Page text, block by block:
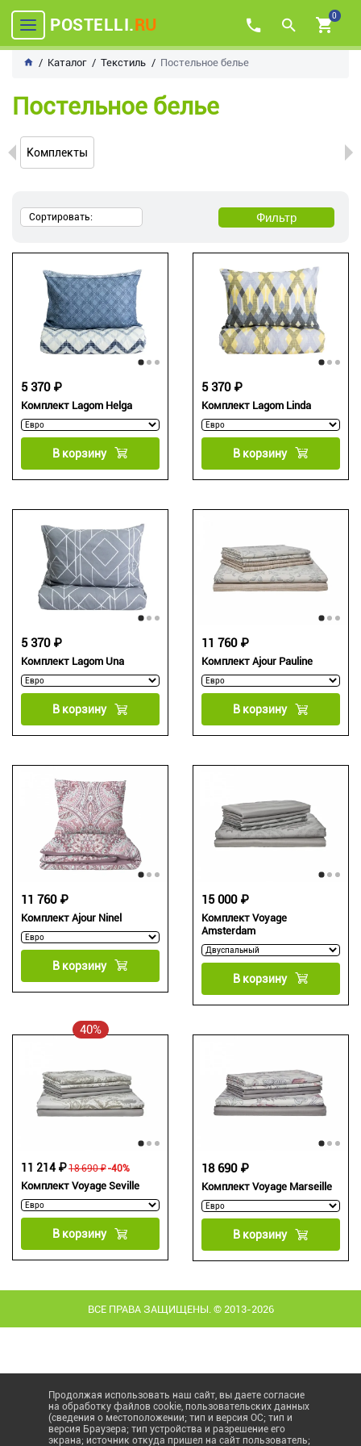
POSTELLI.RU 0
Каталог Текстиль Постельное белье
Постельное белье
Комплекты
Сортировать: Фильтр
Комплект Lagom Helga
5 370 ₽
В корзину
Комплект Lagom Linda
5 370 ₽
В корзину
Комплект Lagom Una
5 370 ₽
В корзину
Комплект Ajour Pauline
11 760 ₽
В корзину
Комплект Ajour Ninel
11 760 ₽
В корзину
Комплект Voyage
Amsterdam
15 000 ₽
В корзину
40%
Комплект Voyage Seville
18 690 ₽
11 214 ₽ -40%
В корзину
Комплект Voyage Marseille
18 690 ₽
В корзину
ВСЕ ПРАВА ЗАЩИЩЕНЫ. © 2013-2026
Продолжая использовать наш сайт, вы даете согласие
на обработку файлов cookie, пользовательских данных
(сведения о местоположении; тип и версия ОС; тип и
версия Браузера; тип устройства и разрешение его
экрана; источник откуда пришел на сайт пользователь;